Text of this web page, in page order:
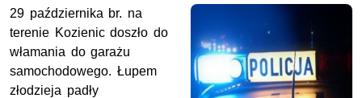
29 października br. na
terenie Kozienic doszło do
włamania do garażu
samochodowego. Łupem
złodzieja padły